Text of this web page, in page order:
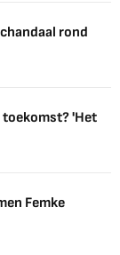
rond
toekomst? 'Het
Femke